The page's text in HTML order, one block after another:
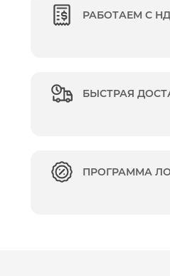
РАБОТАЕМ С
БЫСТРАЯ
ПРОГРАММА